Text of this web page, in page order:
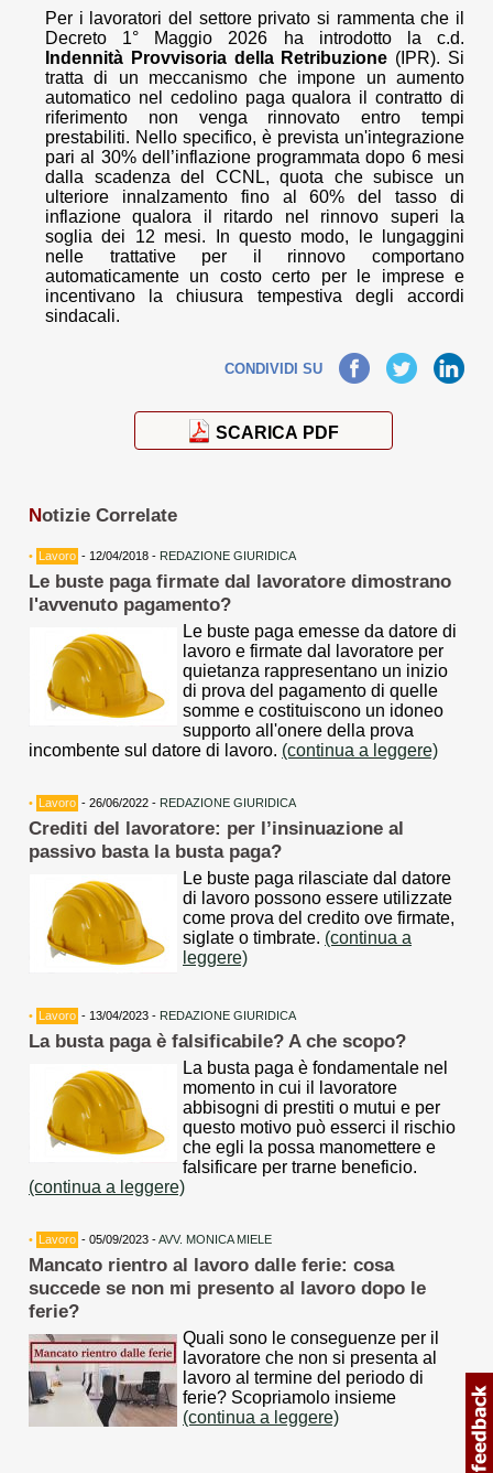
Per i lavoratori del settore privato si rammenta che il
Decreto 1° Maggio 2026 ha introdotto la c.d.
Indennità Provvisoria della Retribuzione (IPR). Si
tratta di un meccanismo che impone un aumento
automatico nel cedolino paga qualora il contratto di
riferimento non venga rinnovato entro tempi
prestabiliti. Nello specifico, è prevista un'integrazione
pari al 30% dell’inflazione programmata dopo 6 mesi
dalla scadenza del CCNL, quota che subisce un
ulteriore innalzamento fino al 60% del tasso di
inflazione qualora il ritardo nel rinnovo superi la
soglia dei 12 mesi. In questo modo, le lungaggini
nelle trattative per il rinnovo comportano
automaticamente un costo certo per le imprese e
incentivano la chiusura tempestiva degli accordi
sindacali.
CONDIVIDI SUFacebook TwitterLinkedIn
SCARICA PDF
Notizie Correlate
• Lavoro - 12/04/2018 - REDAZIONE GIURIDICA
Le buste paga firmate dal lavoratore dimostrano
l'avvenuto pagamento?
Le buste paga emesse da datore di
lavoro e firmate dal lavoratore per
quietanza rappresentano un inizio
di prova del pagamento di quelle
somme e costituiscono un idoneo
supporto all'onere della prova
incombente sul datore di lavoro. (continua a leggere)
• Lavoro - 26/06/2022 - REDAZIONE GIURIDICA
Crediti del lavoratore: per l’insinuazione al
passivo basta la busta paga?
Le buste paga rilasciate dal datore
di lavoro possono essere utilizzate
come prova del credito ove firmate,
siglate o timbrate. (continua a
leggere)
• Lavoro - 13/04/2023 - REDAZIONE GIURIDICA
La busta paga è falsificabile? A che scopo?
La busta paga è fondamentale nel
momento in cui il lavoratore
abbisogni di prestiti o mutui e per
questo motivo può esserci il rischio
che egli la possa manomettere e
falsificare per trarne beneficio.
(continua a leggere)
• Lavoro - 05/09/2023 -AVV. MONICA MIELE
Mancato rientro al lavoro dalle ferie: cosa
succede se non mi presento al lavoro dopo le
ferie?
Quali sono le conseguenze per il
lavoratore che non si presenta al
lavoro al termine del periodo di
ferie? Scopriamolo insieme
(continua a leggere)